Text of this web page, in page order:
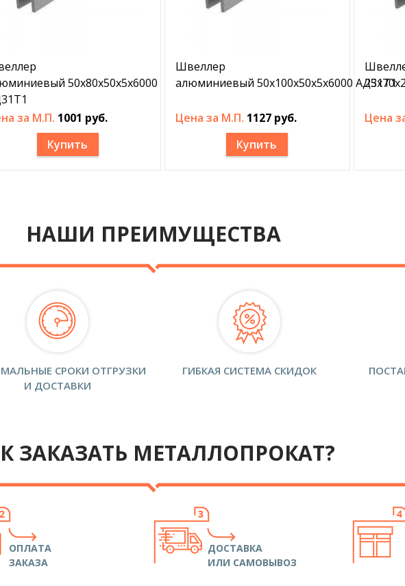
50х80х50х5х6000
за М.П. 1001 руб.
Купить
Швеллер
алюминиевый 50х100х50х5х6000 АД31Т1
Цена за М.П. 1127 руб.
Купить
Цена
НАШИ ПРЕИМУЩЕСТВА
СРОКИ ОТГРУЗКИ
И ДОСТАВКИ
ГИБКАЯ СИСТЕМА СКИДОК
ЗАКАЗАТЬ МЕТАЛЛОПРОКАТ?
ОПЛАТА
ЗАКАЗА
ДОСТАВКА
ИЛИ САМОВЫВОЗ